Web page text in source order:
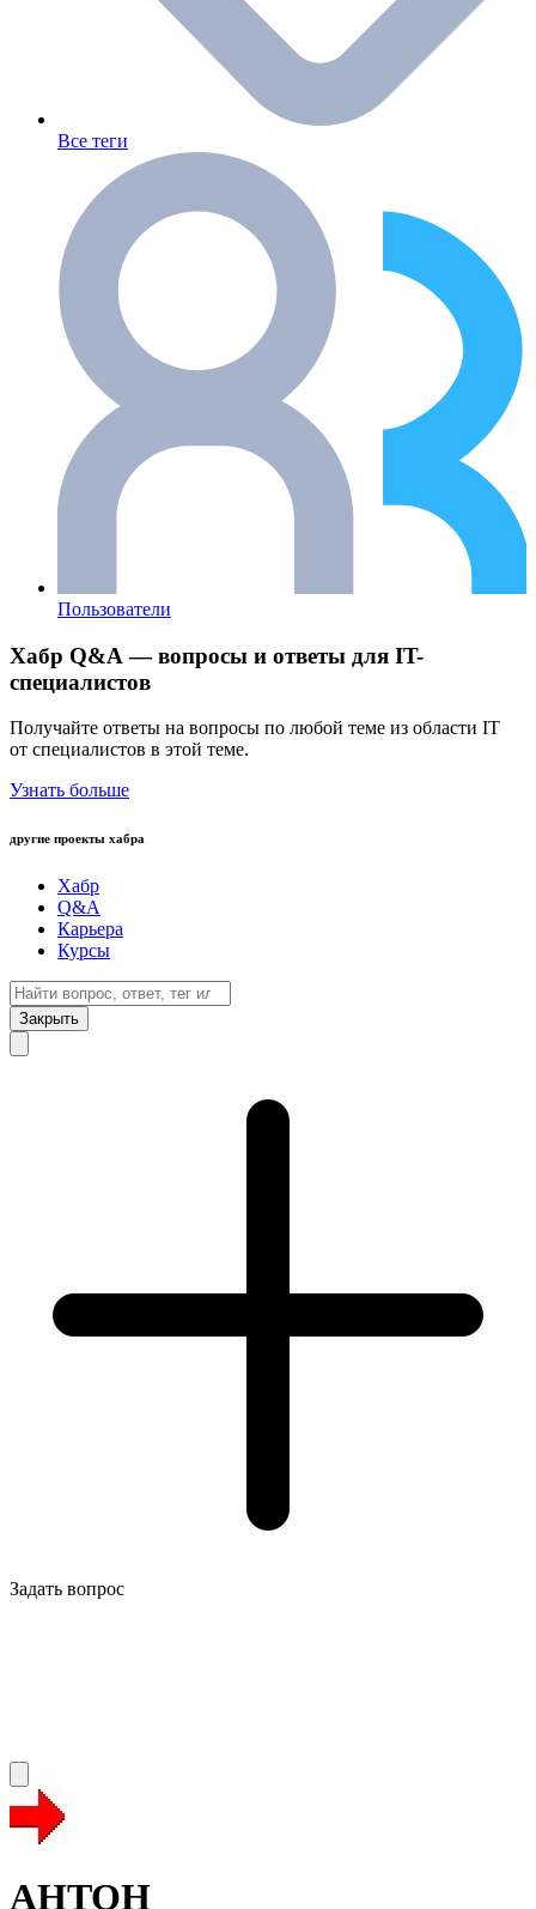
Все теги
Пользователи
Хабр Q&A — вопросы и ответы для IT-
специалистов
Получайте ответы на вопросы по любой теме из области IT
от специалистов в этой теме.
Узнать больше
другие проекты хабра
Хабр
Q&A
Карьера
Курсы
Закрыть
Задать вопрос
AHTOH